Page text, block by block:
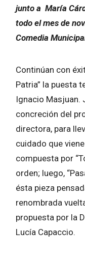
junto a María
todo el mes de
Comedia
Continúan con
Patria” la puesta
Ignacio Masjuan.
concreción del
directora, para
cuidado que
compuesta por
orden; luego,
ésta pieza
renombrada
propuesta por la
Lucía Capaccio.